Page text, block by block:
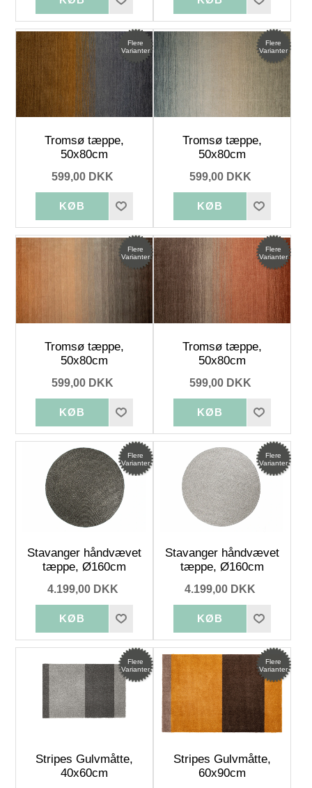
Flere
Varianter
Tromsø tæppe,
50x80cm
599,00 DKK
Flere
Varianter
Tromsø tæppe,
50x80cm
599,00 DKK
Flere
Varianter
Tromsø tæppe,
50x80cm
599,00 DKK
Flere
Varianter
Tromsø tæppe,
50x80cm
599,00 DKK
Flere
Varianter
Stavanger håndvævet
tæppe, Ø160cm
4.199,00 DKK
Flere
Varianter
Stavanger håndvævet
tæppe, Ø160cm
4.199,00 DKK
Flere
Varianter
Stripes Gulvmåtte,
40x60cm
Flere
Varianter
Stripes Gulvmåtte,
60x90cm